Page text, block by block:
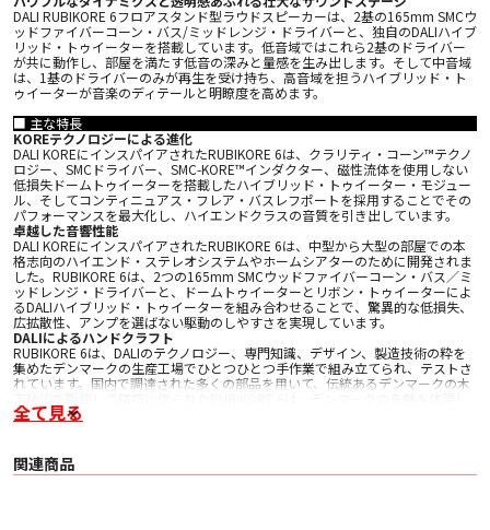
DALI RUBIKORE 6フロアスタンド型ラウドスピーカーは、2基の165mm SMCウ
ッドファイバーコーン・バス/ミッドレンジ・ドライバーと、独自のDALIハイブ
リッド・トゥイーターを搭載しています。低音域ではこれら2基のドライバー
が共に動作し、部屋を満たす低音の深みと量感を生み出します。そして中音域
は、1基のドライバーのみが再生を受け持ち、高音域を担うハイブリッド・ト
ゥイーターが音楽のディテールと明瞭度を高めます。
■ 主な特長
KOREテクノロジーによる進化
DALI KOREにインスパイアされたRUBIKORE 6は、クラリティ・コーン™テクノ
ロジー、SMCドライバー、SMC-KORE™インダクター、磁性流体を使用しない
低損失ドームトゥイーターを搭載したハイブリッド・トゥイーター・モジュー
ル、そしてコンティニュアス・フレア・バスレフポートを採用することでその
パフォーマンスを最大化し、ハイエンドクラスの音質を引き出しています。
卓越した音響性能
DALI KOREにインスパイアされたRUBIKORE 6は、中型から大型の部屋での本
格志向のハイエンド・ステレオシステムやホームシアターのために開発されま
した。RUBIKORE 6は、2つの165mm SMCウッドファイバーコーン・バス／ミ
ッドレンジ・ドライバーと、ドームトゥイーターとリボン・トゥイーターによ
るDALIハイブリッド・トゥイーターを組み合わせることで、驚異的な低損失、
広拡散性、アンプを選ばない駆動のしやすさを実現しています。
DALIによるハンドクラフト
RUBIKORE 6は、DALIのテクノロジー、専門知識、デザイン、製造技術の粋を
集めたデンマークの生産工場でひとつひとつ手作業で組み立てられ、テストさ
れています。国内で調達された多くの部品を用いて、伝統あるデンマークの木
ています。仕上げはハイグロス・ブラック、ハイグロス・マルーン、ナチュラ
■ 主な仕様
〇 再生周波数範囲 38 Hz – 34 kHz（±3 dB）
全て見る
関連商品